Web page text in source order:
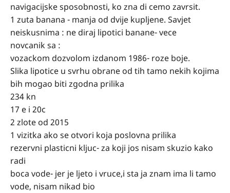
navigacijske sposobnosti, ko zna di cemo zavrsit.
1 zuta banana - manja od dvije kupljene. Savjet
neiskusnima : ne diraj lipotici banane- vece
novcanik sa :
vozackom dozvolom izdanom 1986- roze boje.
Slika lipotice u svrhu obrane od tih tamo nekih kojima
bih mogao biti zgodna prilika
234 kn
17 e i 20c
2 zlote od 2015
1 vizitka ako se otvori koja poslovna prilika
rezervni plasticni kljuc- za koji jos nisam skuzio kako
radi
boca vode- jer je ljeto i vruce,i sta ja znam ima li tamo
vode, nisam nikad bio